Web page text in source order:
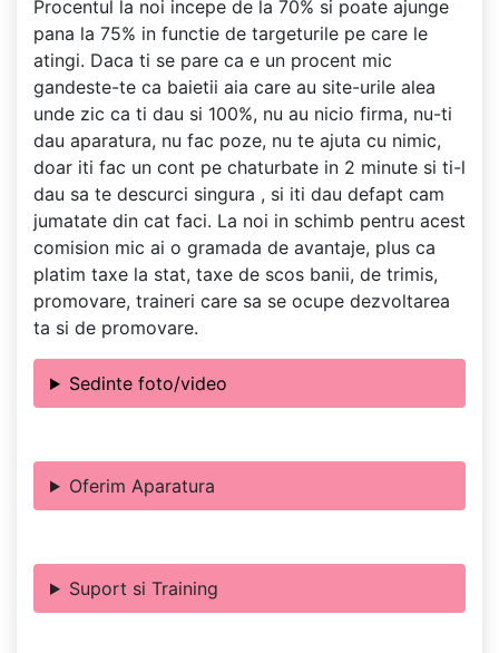
Procentul la noi incepe de la 70% si poate ajunge
pana la 75% in functie de targeturile pe care le
atingi. Daca ti se pare ca e un procent mic
gandeste-te ca baietii aia care au site-urile alea
unde zic ca ti dau si 100%, nu au nicio firma, nu-ti
dau aparatura, nu fac poze, nu te ajuta cu nimic,
doar iti fac un cont pe chaturbate in 2 minute si ti-l
dau sa te descurci singura , si iti dau defapt cam
jumatate din cat faci. La noi in schimb pentru acest
comision mic ai o gramada de avantaje, plus ca
platim taxe la stat, taxe de scos banii, de trimis,
promovare, traineri care sa se ocupe dezvoltarea
ta si de promovare.
Sedinte foto/video
Oferim Aparatura
Suport si Training